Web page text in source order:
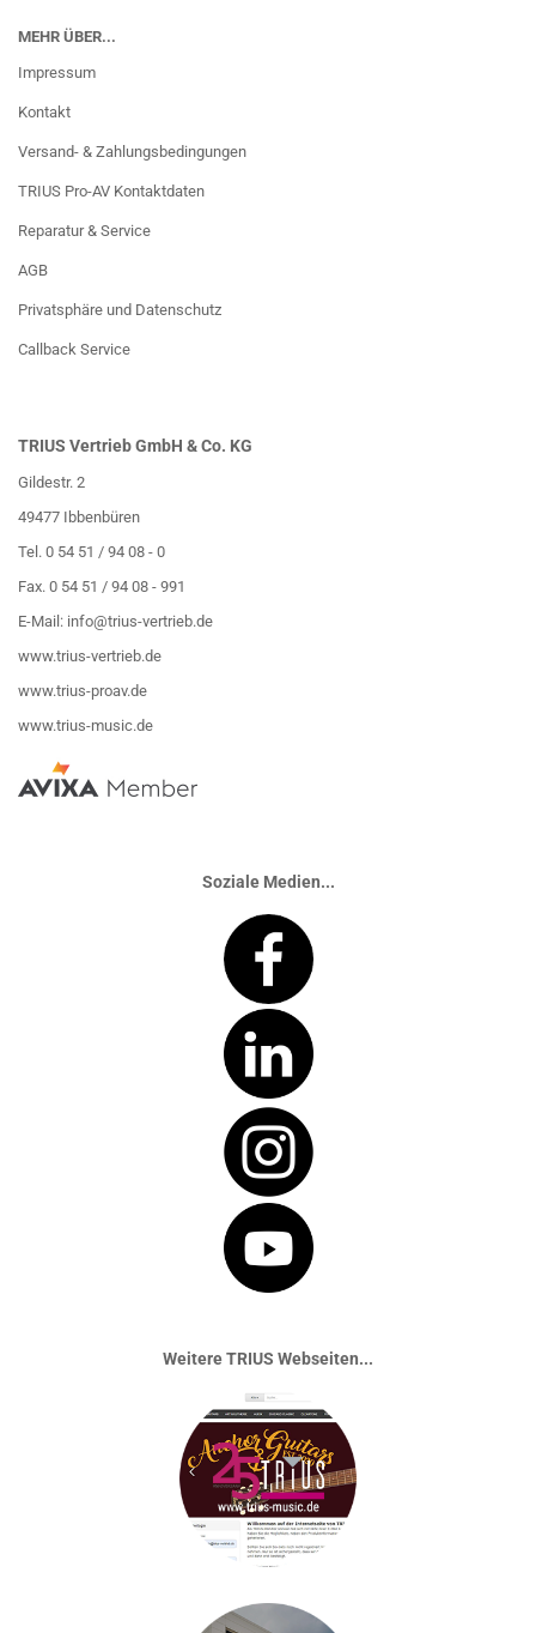
MEHR ÜBER...
Impressum
Kontakt
Versand- & Zahlungsbedingungen
TRIUS Pro-AV Kontaktdaten
Reparatur & Service
AGB
Privatsphäre und Datenschutz
Callback Service
TRIUS Vertrieb GmbH & Co. KG
Gildestr. 2
49477 Ibbenbüren
Tel. 0 54 51 / 94 08 - 0
Fax. 0 54 51 / 94 08 - 991
E-Mail: info@trius-vertrieb.de
www.trius-vertrieb.de
www.trius-proav.de
www.trius-music.de
Soziale Medien...
Weitere TRIUS Webseiten...